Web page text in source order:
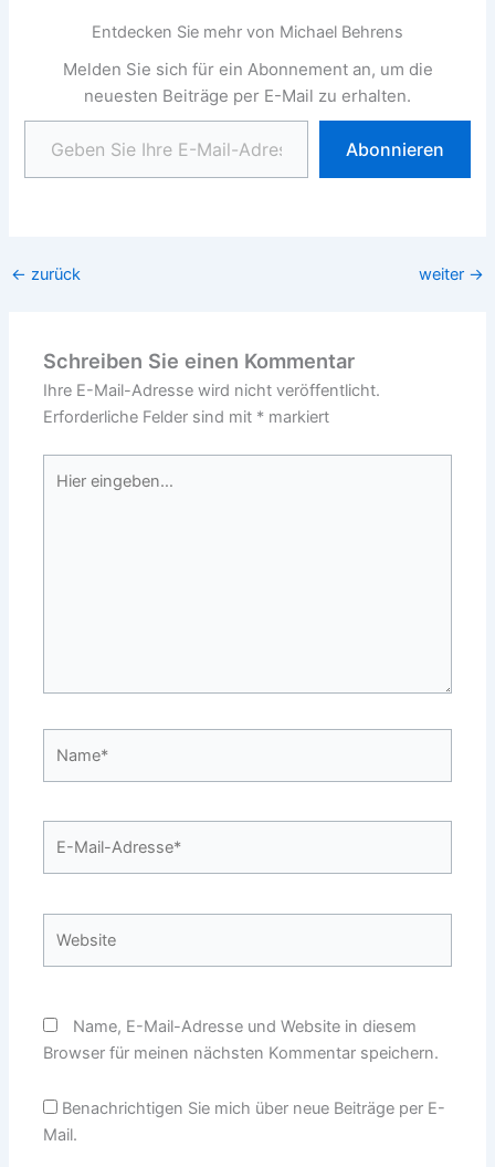
Entdecken Sie mehr von Michael Behrens
Melden Sie sich für ein Abonnement an, um die
neuesten Beiträge per E-Mail zu erhalten.
Geben Sie Ihre E-Mail-Adresse ein ...
Abonnieren
← zurück weiter →
Schreiben Sie einen Kommentar
Ihre E-Mail-Adresse wird nicht veröffentlicht.
Erforderliche Felder sind mit * markiert
eingeben…
Name, E-Mail-Adresse und Website in diesem
Browser für meinen nächsten Kommentar speichern.
Benachrichtigen Sie mich über neue Beiträge per E-
Mail.